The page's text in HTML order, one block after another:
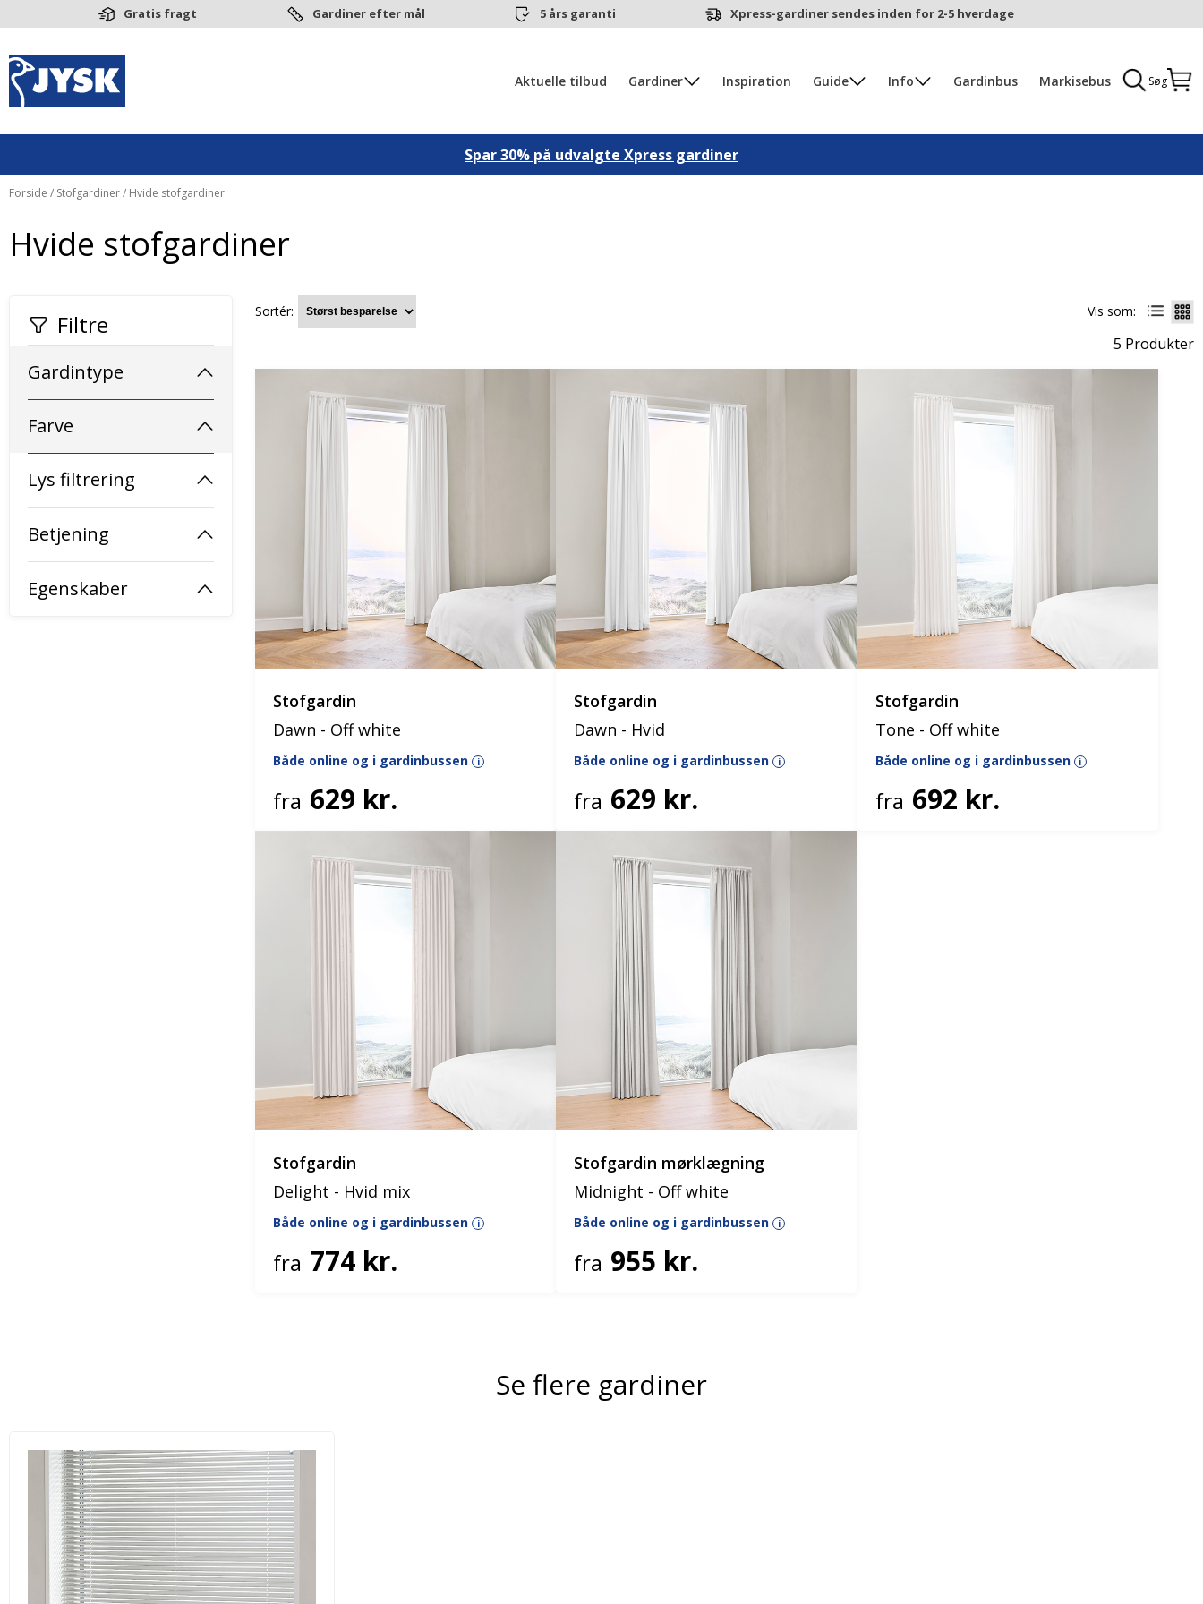
Gratis fragt Gardiner efter mål 5 års garanti Xpress-gardiner sendes inden for 2-5 hverdage
Søg
Aktuelle tilbud Gardiner Inspiration Guide Info Gardinbus Markisebus
Spar 30% på udvalgte Xpress gardiner
Forside / Stofgardiner/ Hvide stofgardiner
Hvide stofgardiner
Filtre
Gardintype
Farve
Lys filtrering
Betjening
Egenskaber
Sortér: Vis som:
5 Produkter
Stofgardin
Dawn - Off white
Både online og i gardinbussen i
fra 629 kr.
Stofgardin
Dawn - Hvid
Både online og i gardinbussen i
fra 629 kr.
Stofgardin
Tone - Off white
Både online og i gardinbussen i
fra 692 kr.
Stofgardin
Delight - Hvid mix
Både online og i gardinbussen i
fra 774 kr.
Stofgardin mørklægning
Midnight - Off white
Både online og i gardinbussen i
fra 955 kr.
Se flere gardiner